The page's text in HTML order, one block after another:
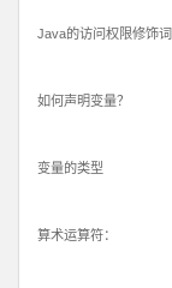
Java的访问权限修饰词
如何声明变量？
变量的类型
算术运算符：